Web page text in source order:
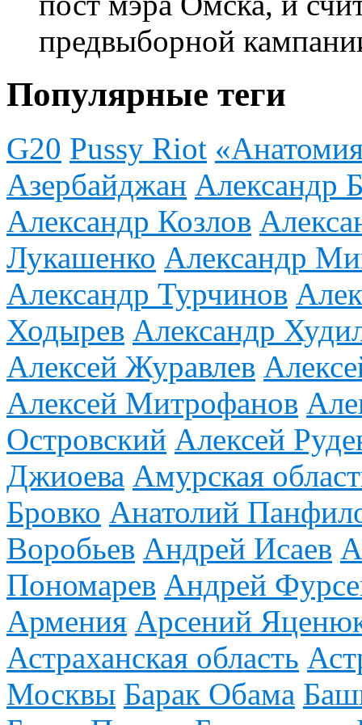
предвыборной
Популярные теги
G20 Pussy Riot
Азербайджан Александр
Александр Козлов
Лукашенко Александр
Александр Турчинов
Ходырев Александр
Алексей Журавлев
Алексей Митрофанов
Островский Алексей
Джиоева Амурская
Бровко Анатолий
Воробьев Андрей Исаев
Пономарев Андрей
Армения Арсений
Астраханская область
Москвы Барак Обама